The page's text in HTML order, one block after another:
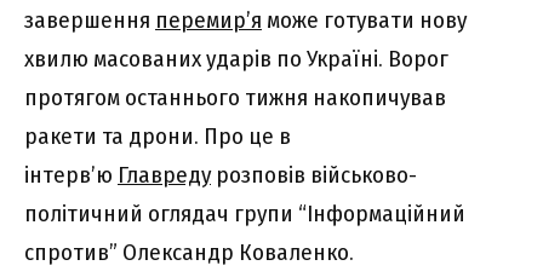
завершення перемир’я може готувати нову
хвилю масованих ударів по Україні. Ворог
протягом останнього тижня накопичував
ракети та дрони. Про це в
інтерв’ю Главредурозповів військово-
політичний оглядач групи “Інформаційний
спротив” Олександр Коваленко.